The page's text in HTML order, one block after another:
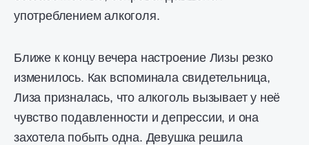
употреблением алкоголя.
Ближе к концу вечера настроение Лизы резко
изменилось. Как вспоминала свидетельница,
Лиза призналась, что алкоголь вызывает у неё
чувство подавленности и депрессии, и она
захотела побыть одна. Девушка решила